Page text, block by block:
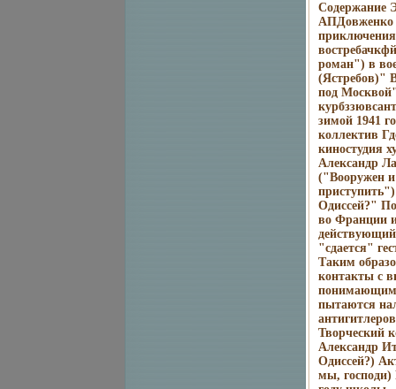
Содержание
АПДовженко
роман") в
(Ястребов)"
под
зимой 1941
коллектив
киностудия
Александр
("Вооружен
Одиссей?"
во Франции
"сдается"
Таким
контакты с
пытаются
Творческий
Александр
Одиссей?)
мы, господи)